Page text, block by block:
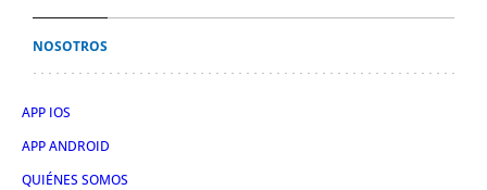
NOSOTROS
APP IOS
APP ANDROID
QUIÉNES SOMOS